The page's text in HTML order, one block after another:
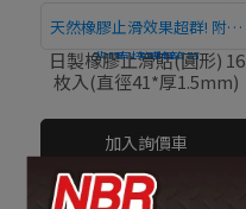
天然橡膠止滑效果超群! 附有
背膠，安裝簡單
直接購買
日製橡膠止滑貼(圓形) 16
枚入(直徑41*厚1.5mm)
加入詢價車